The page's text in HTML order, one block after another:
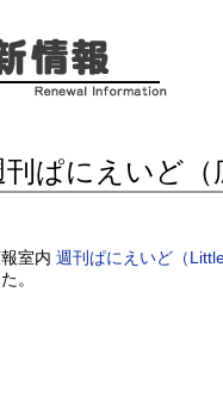
刊ぱにえいど（
室内 週刊ぱにえいど（
。